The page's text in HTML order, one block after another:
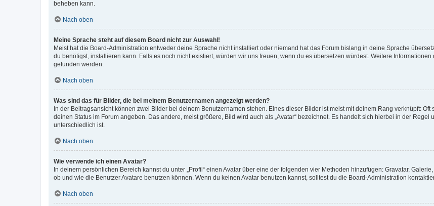
beheben kann.
Nach oben
Meine Sprache steht auf diesem Board nicht zur Auswahl!
Meist hat die Board-Administration entweder deine Sprache nicht installiert oder niemand hat das Forum bislang in deine Sprache
du benötigst, installieren kann. Falls es noch nicht existiert, würden wir uns freuen, wenn du es übersetzen würdest. Weitere
gefunden werden.
Nach oben
Was sind das für Bilder, die bei meinem Benutzernamen angezeigt werden?
In der Beitragsansicht können zwei Bilder bei deinem Benutzernamen stehen. Eines dieser Bilder ist meist mit deinem Rang verknüpft:
deinen Status im Forum angeben. Das andere, meist größere, Bild wird auch als „Avatar“ bezeichnet. Es handelt sich hierbei in der
unterschiedlich ist.
Nach oben
Wie verwende ich einen Avatar?
In deinem persönlichen Bereich kannst du unter „Profil“ einen Avatar über eine der folgenden vier Methoden hinzufügen: Gravatar,
ob und wie die Benutzer Avatare benutzen können. Wenn du keinen Avatar benutzen kannst, solltest du die Board-Administration
Nach oben